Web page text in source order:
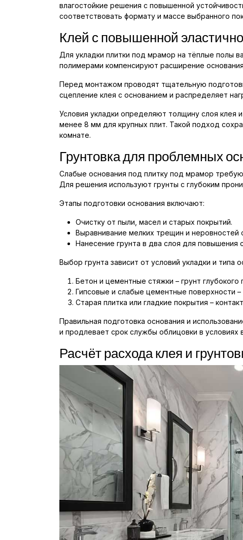
влагостойкие решения с повышенной
соответствовать формату и массе выбранного
Клей с повышенной
Для укладки плитки под мрамор на тёплые полы
полимерами компенсируют расширение
Перед монтажом проводят тщательную
сцепление клея с основанием и распределяет
Условия укладки определяют толщину слоя клея
менее 8 мм для крупных плит. Такой подход
комнате.
Грунтовка для проблемных
Слабые основания под плитку под мрамор
Для решения используют грунты с глубоким
Этапы подготовки основания включают:
Очистку от пыли, масел и старых покрытий.
Выравнивание мелких трещин и
Нанесение грунта в два слоя для повышения
Выбор грунта зависит от условий укладки и типа
Бетон и цементные стяжки – грунт глубокого
Гипсовые и слабые цементные поверхности
Старая плитка или гладкие покрытия –
Правильная подготовка основания и
и продлевает срок службы облицовки в условиях
Расчёт расхода клея и